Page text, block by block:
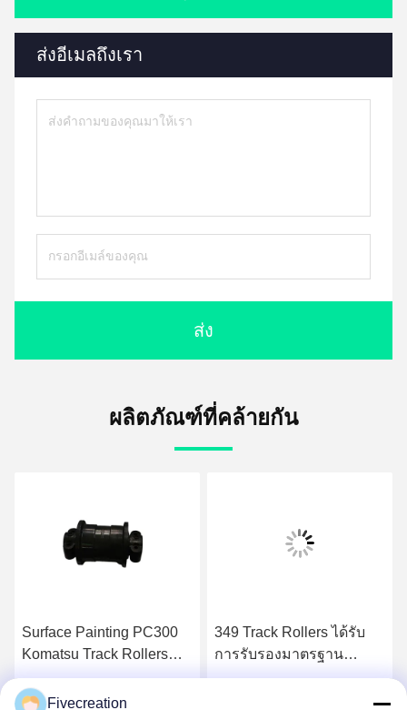
ส่งอีเมลถึงเรา
ส่ง
ผลิตภัณฑ์ที่คล้ายกัน
Surface Painting PC300
Komatsu Track Rollers
ขนาดที่กำหนดเอง
349 Track Rollers ได้รับ
การรับรองมาตรฐาน
ISO9001 รับประกัน 1 ปี
Fivecreation